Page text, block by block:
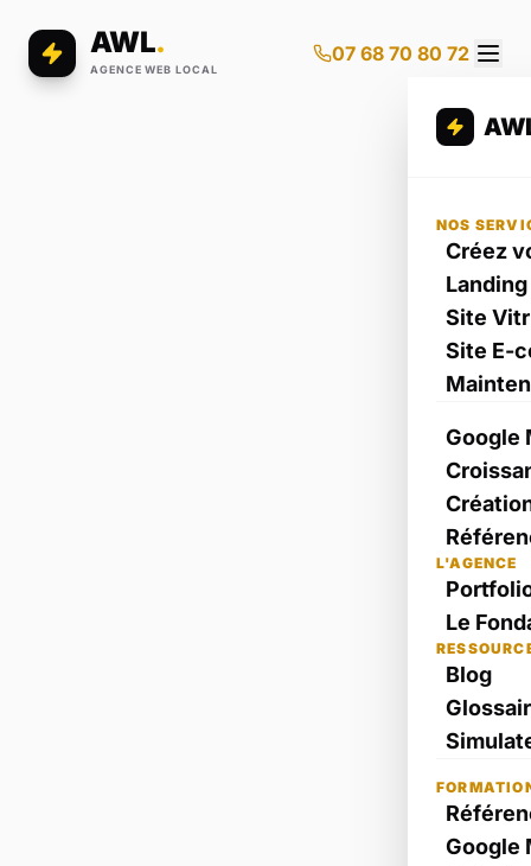
AWL.
AGENCE WEB LOCAL
07 68 70 80 72
NOS
Créez
Site
Site E-
Google
L'AGENCE
Le
Blog
Google